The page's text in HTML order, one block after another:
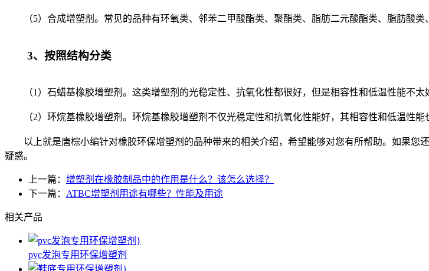
（5）合成增塑剂。常见的品种有环氧类、邻苯二甲酸酯类、聚酯类、脂肪二元酸酯类、脂肪酸类
3、按照结构分类
（1）石蜡基橡胶增塑剂。这类增塑剂的光稳定性、抗氧化性都很好，但是相容性和低温性能不太
（2）环烷基橡胶增塑剂。环烷基橡胶增塑剂不仅光稳定性和抗氧化性能好，其相容性和低温性能
以上就是唐棕小编针对橡胶环保增塑剂的品种带来的相关介绍，希望能够对您有所帮助。如果您
疑惑。
上一篇： 增塑剂在橡胶制品中的作用是什么？该怎么选择？
下一篇： ATBC增塑剂用途有哪些？性能及用途
相关产品
pvc发泡专用环保增塑剂